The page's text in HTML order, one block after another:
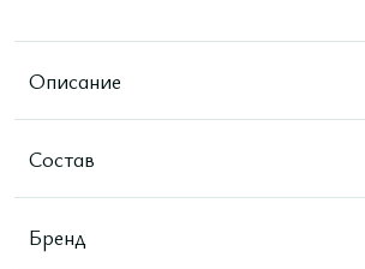
Описание
Состав
Бренд